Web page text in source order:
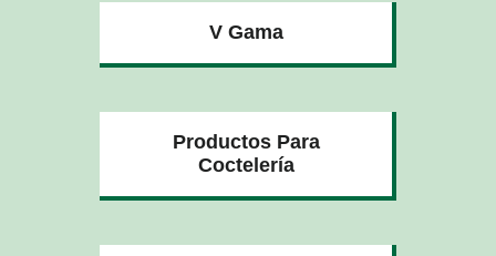
V Gama
Productos Para
Coctelería